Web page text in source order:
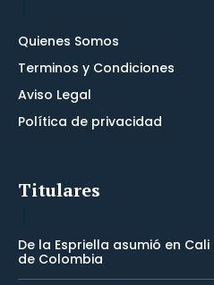
Quienes Somos
Terminos y Condiciones
Aviso Legal
Política de privacidad
Titulares
De la Espriella asumió en
de Colombia